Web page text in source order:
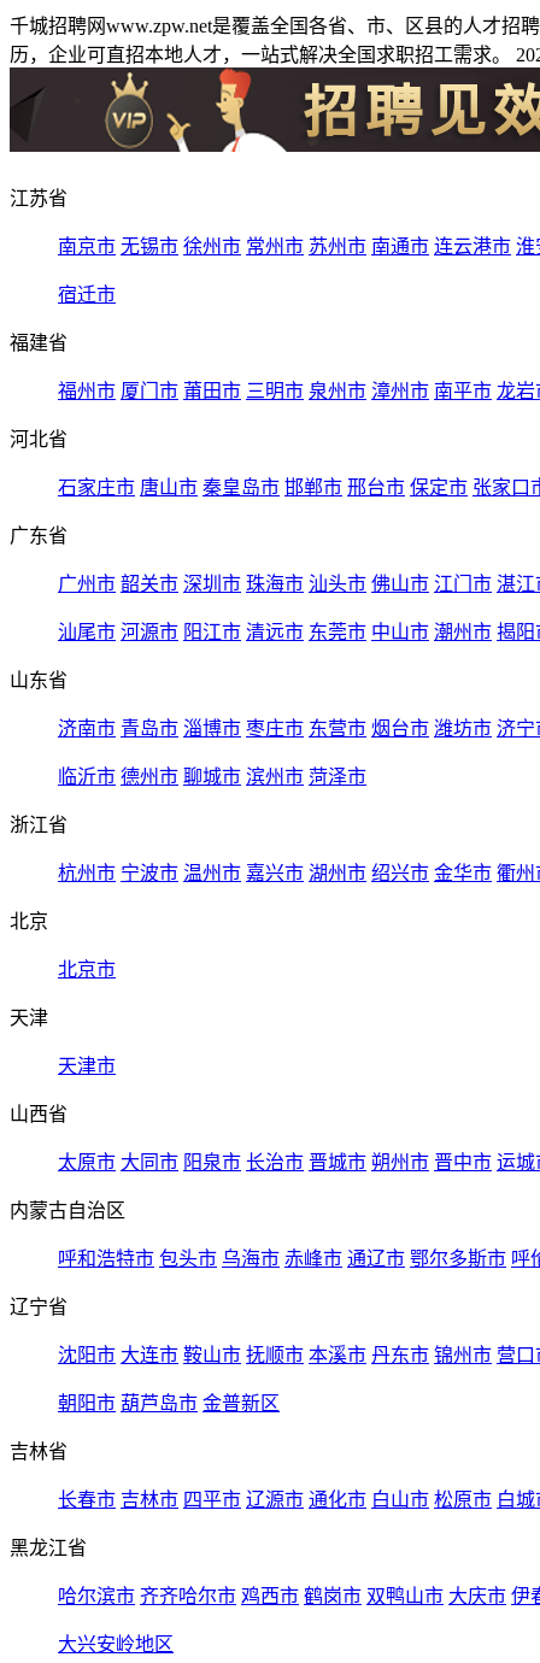
千城招聘网www.zpw.net是覆盖全国各省、市、区县的人才
历，企业可直招本地人才，一站式解决全国求职招工需求。
江苏省
南京市 无锡市 徐州市 常州市 苏州市 南通市 连云港市 淮
宿迁市
福建省
福州市 厦门市 莆田市 三明市 泉州市 漳州市 南平市 龙岩
河北省
石家庄市 唐山市 秦皇岛市 邯郸市 邢台市 保定市 张家口
广东省
广州市 韶关市 深圳市 珠海市 汕头市 佛山市 江门市 湛江
汕尾市 河源市 阳江市 清远市 东莞市 中山市 潮州市 揭阳
山东省
济南市 青岛市 淄博市 枣庄市 东营市 烟台市 潍坊市 济宁
临沂市 德州市 聊城市 滨州市 菏泽市
浙江省
杭州市 宁波市 温州市 嘉兴市 湖州市 绍兴市 金华市 衢州
北京
北京市
天津
天津市
山西省
太原市 大同市 阳泉市 长治市 晋城市 朔州市 晋中市 运城
内蒙古自治区
呼和浩特市 包头市 乌海市 赤峰市 通辽市 鄂尔多斯市 呼
辽宁省
沈阳市 大连市 鞍山市 抚顺市 本溪市 丹东市 锦州市 营口
朝阳市 葫芦岛市 金普新区
吉林省
长春市 吉林市 四平市 辽源市 通化市 白山市 松原市 白城
黑龙江省
哈尔滨市 齐齐哈尔市 鸡西市 鹤岗市 双鸭山市 大庆市 伊
大兴安岭地区